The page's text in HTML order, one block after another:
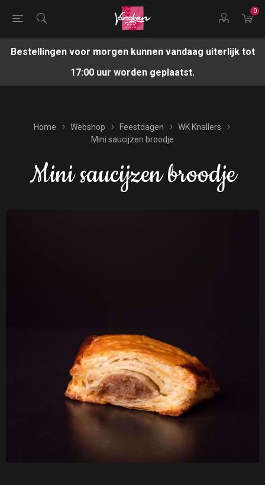
0
Bestellingen voor morgen kunnen vandaag uiterlijk tot
17:00 uur worden geplaatst.
Home Webshop Feestdagen
WK Knallers
Mini saucijzen broodje
Mini saucijzen broodje